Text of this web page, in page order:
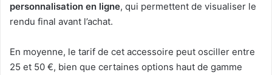
personnalisation en ligne, qui permettent de visualiser le
rendu final avant l’achat.
En moyenne, le tarif de cet accessoire peut osciller entre
25 et 50 €, bien que certaines options haut de gamme